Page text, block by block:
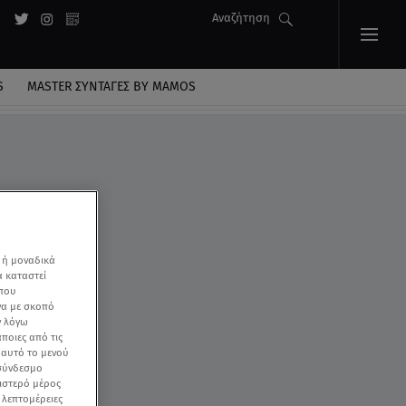
Αναζήτηση
MASTER ΣΥΝΤΑΓΈΣ BY MAMOS
μοναδικά
με σκοπό
λόγω
από τις
αυτό το μενού
μέρος